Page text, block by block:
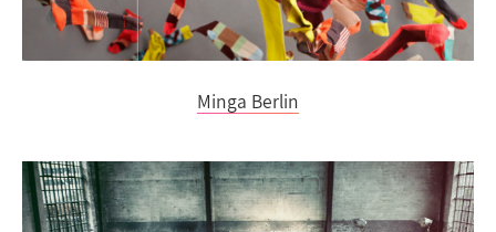
Minga Berlin